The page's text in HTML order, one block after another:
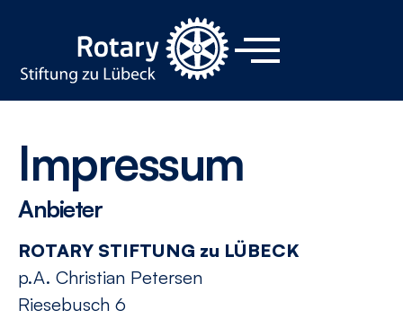
Impressum
Anbieter
ROTARY STIFTUNG zu LÜBECK
p.A. Christian Petersen
Riesebusch 6